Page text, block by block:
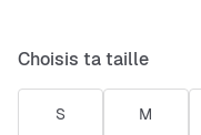
Choisis ta taille
S M